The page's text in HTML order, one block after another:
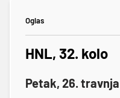
Oglas
HNL, 32. kolo
Petak, 26. travnja